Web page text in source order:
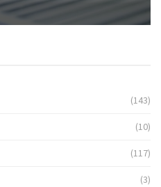
(143)
(10)
(117)
(3)